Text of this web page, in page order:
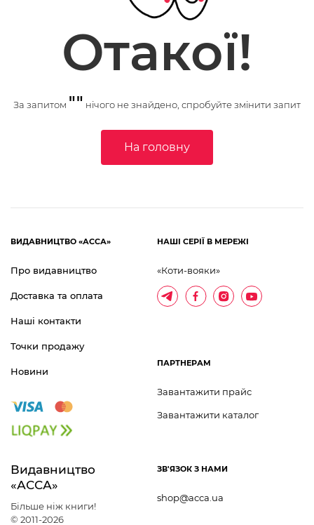
Отакої!
За запитом "" нічого не знайдено, спробуйте змінити запит
На головну
Видавництво
«АССА»
Більше ніж книги!
© 2011-2026
ЗВ'ЯЗОК З НАМИ
shop@acca.ua
ВИДАВНИЦТВО «АССА»
Про видавництво
Доставка та оплата
Наші контакти
Точки продажу
Новини
НАШІ СЕРІЇ В МЕРЕЖІ
«Коти-вояки»
ПАРТНЕРАМ
Завантажити прайс
Завантажити каталог